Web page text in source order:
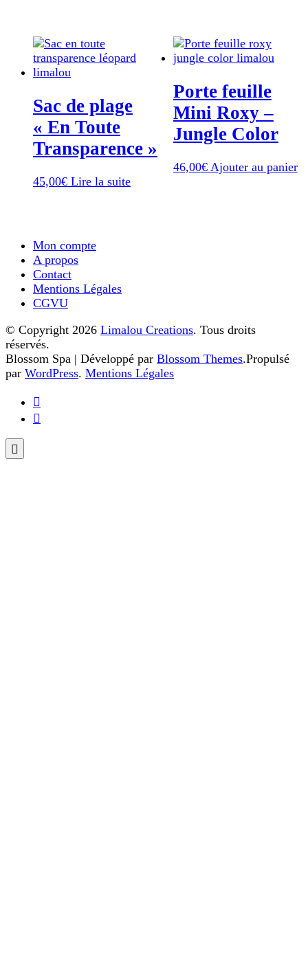
Sac de plage
« En Toute
Transparence »
45,00€ Lire la suite
Porte feuille
Mini Roxy –
Jungle Color
46,00€ Ajouter au panier
Mon compte
A propos
Contact
Mentions Légales
CGVU
© Copyright 2026 Limalou Creations. Tous droits
réservés.
Blossom Spa | Développé par Blossom Themes.Propulsé
par WordPress. Mentions Légales